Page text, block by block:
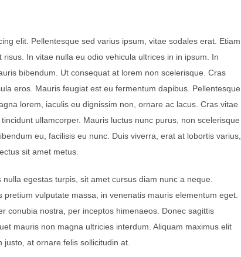
elit. Pellentesque sed varius ipsum, vitae sodales erat. Etiam
In vitae nulla eu odio vehicula ultrices in in ipsum. In
bibendum. Ut consequat at lorem non scelerisque. Cras
eros. Mauris feugiat est eu fermentum dapibus. Pellentesque
lorem, iaculis eu dignissim non, ornare ac lacus. Cras vitae
ullamcorper. Mauris luctus nunc purus, non scelerisque
eu, facilisis eu nunc. Duis viverra, erat at lobortis varius,
sit amet metus.
egestas turpis, sit amet cursus diam nunc a neque.
vulputate massa, in venenatis mauris elementum eget.
conubia nostra, per inceptos himenaeos. Donec sagittis
mauris non magna ultricies interdum. Aliquam maximus elit
justo, at ornare felis sollicitudin at.